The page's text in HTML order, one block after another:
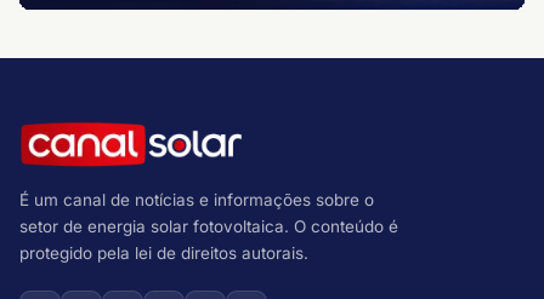
É um canal de notícias e informações sobre o
setor de energia solar fotovoltaica. O conteúdo é
protegido pela lei de direitos autorais.